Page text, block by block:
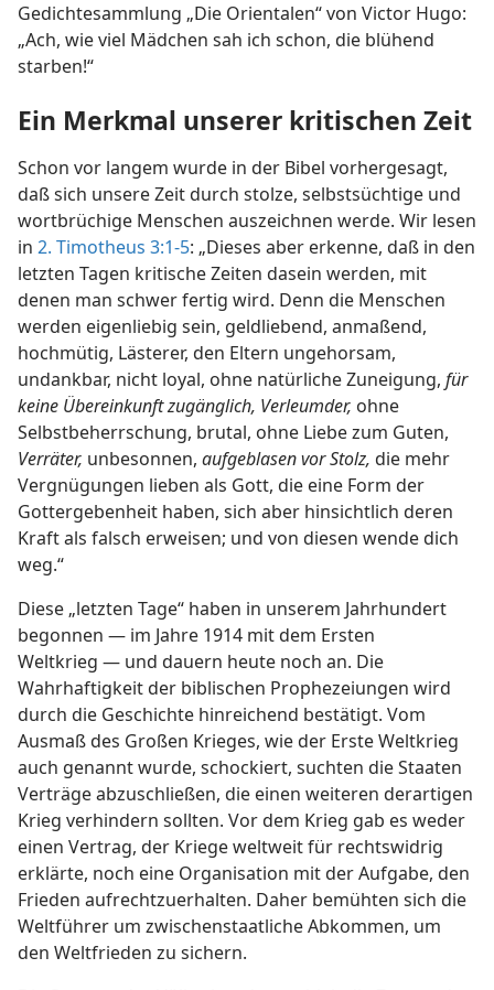
Gedichtesammlung „Die Orientalen“ von Victor Hugo:
„Ach, wie viel Mädchen sah ich schon, die blühend
starben!“
Ein Merkmal unserer kritischen Zeit
Schon vor langem wurde in der Bibel vorhergesagt,
daß sich unsere Zeit durch stolze, selbstsüchtige und
wortbrüchige Menschen auszeichnen werde. Wir lesen
in 2. Timotheus 3:1-5: „Dieses aber erkenne, daß in den
letzten Tagen kritische Zeiten dasein werden, mit
denen man schwer fertig wird. Denn die Menschen
werden eigenliebig sein, geldliebend, anmaßend,
hochmütig, Lästerer, den Eltern ungehorsam,
undankbar, nicht loyal, ohne natürliche Zuneigung, für
keine Übereinkunft zugänglich, Verleumder, ohne
Selbstbeherrschung, brutal, ohne Liebe zum Guten,
Verräter, unbesonnen, aufgeblasen vor Stolz, die mehr
Vergnügungen lieben als Gott, die eine Form der
Gottergebenheit haben, sich aber hinsichtlich deren
Kraft als falsch erweisen; und von diesen wende dich
weg.“
Diese „letzten Tage“ haben in unserem Jahrhundert
begonnen — im Jahre 1914 mit dem Ersten
Weltkrieg — und dauern heute noch an. Die
Wahrhaftigkeit der biblischen Prophezeiungen wird
durch die Geschichte hinreichend bestätigt. Vom
Ausmaß des Großen Krieges, wie der Erste Weltkrieg
auch genannt wurde, schockiert, suchten die Staaten
Verträge abzuschließen, die einen weiteren derartigen
Krieg verhindern sollten. Vor dem Krieg gab es weder
einen Vertrag, der Kriege weltweit für rechtswidrig
erklärte, noch eine Organisation mit der Aufgabe, den
Frieden aufrechtzuerhalten. Daher bemühten sich die
Weltführer um zwischenstaatliche Abkommen, um
den Weltfrieden zu sichern.